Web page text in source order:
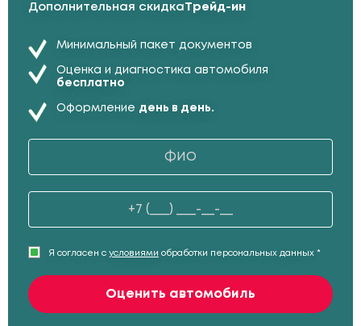
Дополнительная скидкаТрейд-ин
Минимальный пакет документов
Оценка и диагностика автомобиля
бесплатно
Оформление день в день.
Я согласен с условиями обработки персональных данных *
Оценить автомобиль